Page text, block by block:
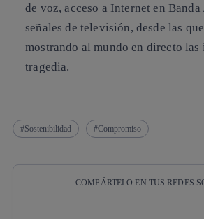
de voz, acceso a Internet en
señales de televisión, desde las
mostrando al mundo en directo las
tragedia.
Sostenibilidad Compromiso
COMPÁRTELO EN TUS REDES